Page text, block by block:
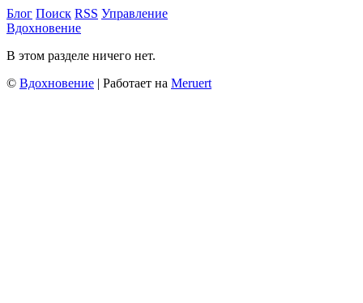
Блог Поиск RSS Управление
Вдохновение
В этом разделе ничего нет.
© Вдохновение | Работает на Meruert